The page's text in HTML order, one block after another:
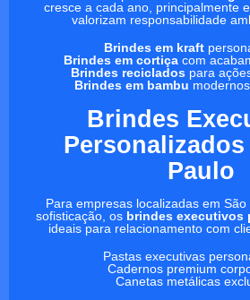
cresce a cada ano, principalmente
valorizam responsabilidade
Brindes em kraft
Brindes em cortiça com
Brindes reciclados para
Brindes em bambu
Brindes
Personalizados
Paulo
Para empresas localizadas em
sofisticação, os brindes executivos
ideais para relacionamento com
Pastas executivas
Cadernos premium
Canetas metálicas